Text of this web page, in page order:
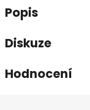
Popis
Diskuze
Hodnocení